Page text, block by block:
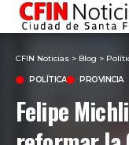
CFIN Noticias > Blog >
POLÍTICA PROVINCIA
Felipe